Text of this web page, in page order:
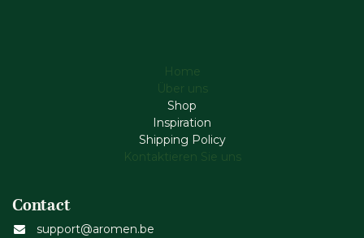
Home
Über uns
Shop
Inspiration
Shipping Policy
Kontaktieren Sie uns
Contact
support@aromen.be